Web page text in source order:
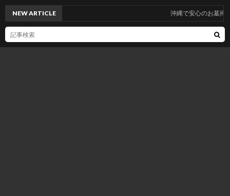
NEW ARTICLE 沖縄で安心のお墓掃除代行サービスを！